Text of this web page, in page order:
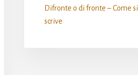
Difronte o di fronte – Come si
scrive​